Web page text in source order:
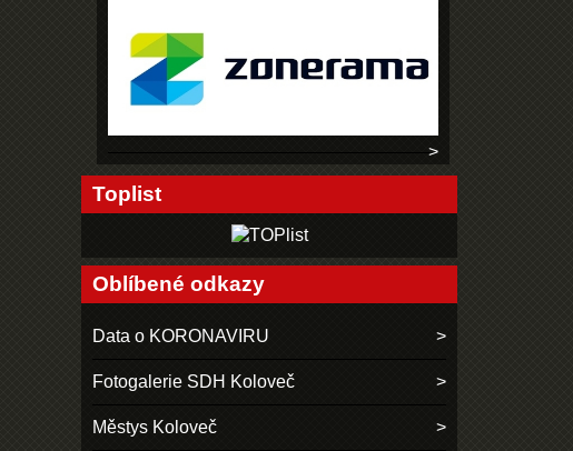
Toplist
Oblíbené odkazy
Data o KORONAVIRU
Fotogalerie SDH Koloveč
Městys Koloveč